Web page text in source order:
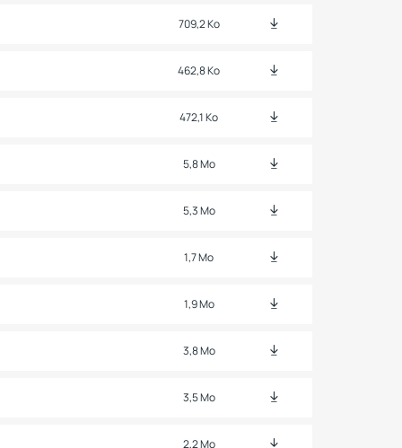
709,2 Ko
462,8 Ko
472,1 Ko
5,8 Mo
5,3 Mo
1,7 Mo
1,9 Mo
3,8 Mo
3,5 Mo
2,2 Mo